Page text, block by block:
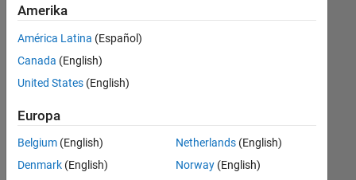
Finance and Operations
Human Resources
Derzeit
es
keine
offenen
Stellen,
Ihren
Suchkriterien
entsprechen.
Amerika
América Latina (Español)
Canada (English)
United States (English)
Europa
Belgium (English)
Denmark (English)
Netherlands(English)
Norway(English)